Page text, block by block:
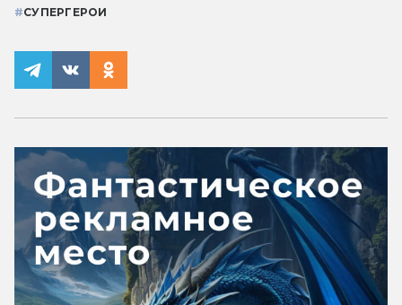
#СУПЕРГЕРОИ